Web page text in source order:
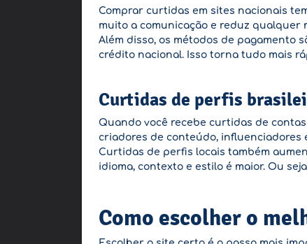
Comprar curtidas em sites nacionais
muito a comunicação e reduz qualquer
Além disso, os métodos de pagamento
crédito nacional. Isso torna tudo mais
Curtidas de perfis
Quando você recebe curtidas de
criadores de conteúdo, influenciadores
Curtidas de perfis locais também
idioma, contexto e estilo é maior. Ou
Como escolher o